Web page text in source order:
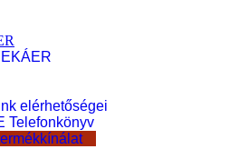
EKÁER
elérhetőségei
Telefonkönyv